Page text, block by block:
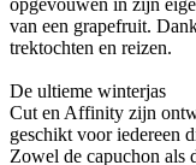
opgevouwen in zijn
van een grapefruit.
trektochten en reizen.
De ultieme winterjas
Cut en Affinity zijn
geschikt voor iedereen
Zowel de capuchon als